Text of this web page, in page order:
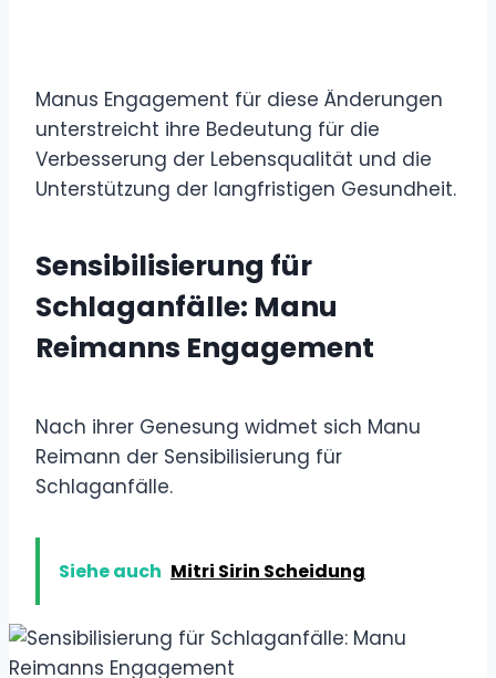
Manus Engagement für diese Änderungen
unterstreicht ihre Bedeutung für die
Verbesserung der Lebensqualität und die
Unterstützung der langfristigen Gesundheit.
Sensibilisierung für
Schlaganfälle: Manu
Reimanns Engagement
Nach ihrer Genesung widmet sich Manu
Reimann der Sensibilisierung für
Schlaganfälle.
Siehe auch Mitri Sirin Scheidung